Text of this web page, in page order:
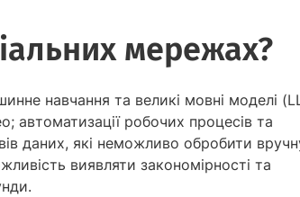
мережах?
навчання та великі мовні моделі
автоматизації робочих процесів та
даних, які неможливо обробити
виявляти закономірності та